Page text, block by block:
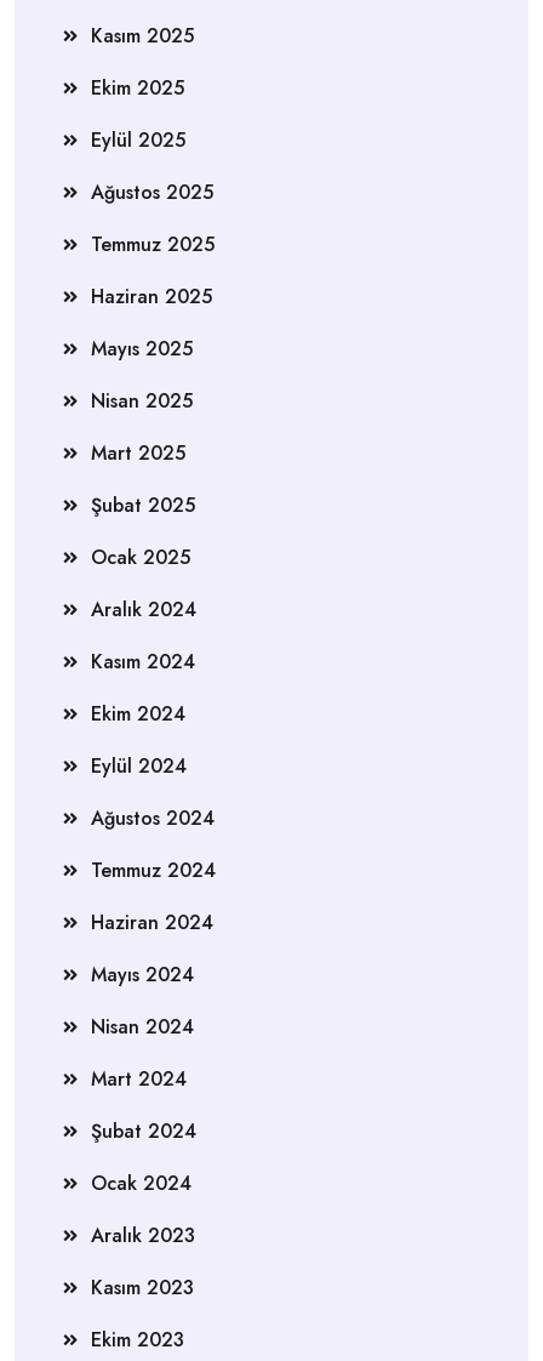
Kasım 2025
Ekim 2025
Eylül 2025
Ağustos 2025
Temmuz 2025
Haziran 2025
Mayıs 2025
Nisan 2025
Mart 2025
Şubat 2025
Ocak 2025
Aralık 2024
Kasım 2024
Ekim 2024
Eylül 2024
Ağustos 2024
Temmuz 2024
Haziran 2024
Mayıs 2024
Nisan 2024
Mart 2024
Şubat 2024
Ocak 2024
Aralık 2023
Kasım 2023
Ekim 2023